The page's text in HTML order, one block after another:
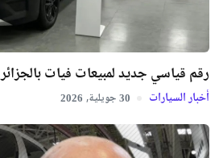
رقم قياسي جديد لمبيعات فيات بالجزائر
أخبار السيارات 30 جويلية, 2026